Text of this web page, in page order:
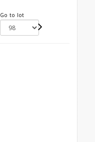
Go to lot